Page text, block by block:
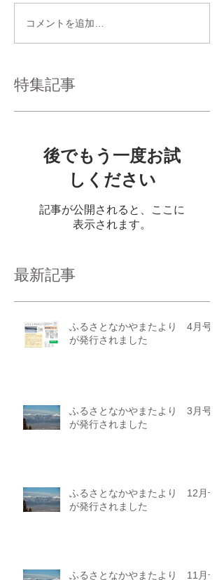
コメントを追加…
特集記事
後でもう一度お試
しください
記事が公開されると、ここに
表示されます。
最新記事
ふるさとなかやまたより 4月号
が発行されました
ふるさとなかやまたより 3月号
が発行されました
ふるさとなかやまたより 12月号
が発行されました
ふるさとなかやまたより 11月号